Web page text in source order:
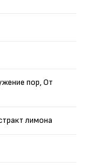
пор, От
лимона